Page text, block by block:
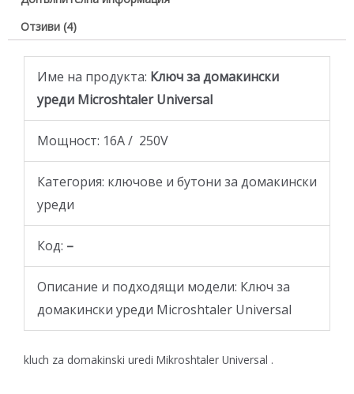
Отзиви (4)
Име на продукта: Ключ за домакински
уреди Microshtaler Universal
Мощност: 16A / 250V
Категория: ключове и бутони за домакински
уреди
Код: –
Описание и подходящи модели: Ключ за
домакински уреди Microshtaler Universal
kluch za domakinski uredi Mikroshtaler Universal .